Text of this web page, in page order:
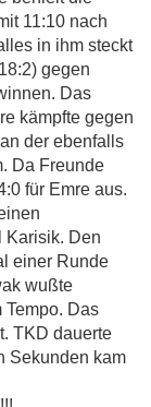
11:10 nach
in ihm steckt
gegen
Das
kämpfte gegen
der ebenfalls
Da Freunde
für Emre aus.
Karisik. Den
einer Runde
wußte
Tempo. Das
TKD dauerte
Sekunden kam